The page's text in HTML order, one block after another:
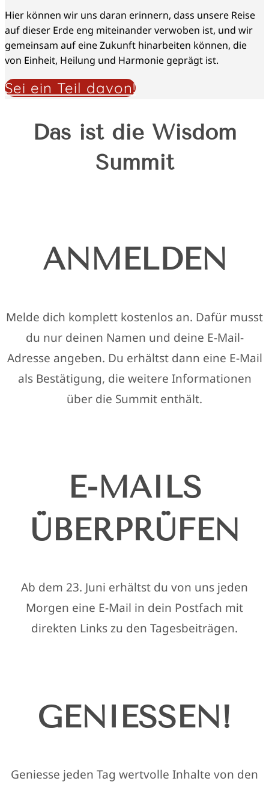
Hier können wir uns daran erinnern, dass unsere Reise
auf dieser Erde eng miteinander verwoben ist, und wir
gemeinsam auf eine Zukunft hinarbeiten können, die
von Einheit, Heilung und Harmonie geprägt ist.
Sei ein Teil davon!
Das ist die Wisdom
Summit
ANMELDEN
Melde dich komplett kostenlos an. Dafür musst
du nur deinen Namen und deine E-Mail-
Adresse angeben. Du erhältst dann eine E-Mail
als Bestätigung, die weitere Informationen
über die Summit enthält.
E-MAILS
ÜBERPRÜFEN
Ab dem 23. Juni erhältst du von uns jeden
Morgen eine E-Mail in dein Postfach mit
direkten Links zu den Tagesbeiträgen.
GENIESSEN!
Geniesse jeden Tag wertvolle Inhalte von den